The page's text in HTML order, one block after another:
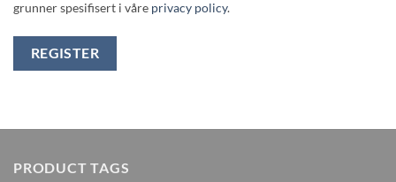
grunner spesifisert i våre privacy policy.
REGISTER
PRODUCT TAGS